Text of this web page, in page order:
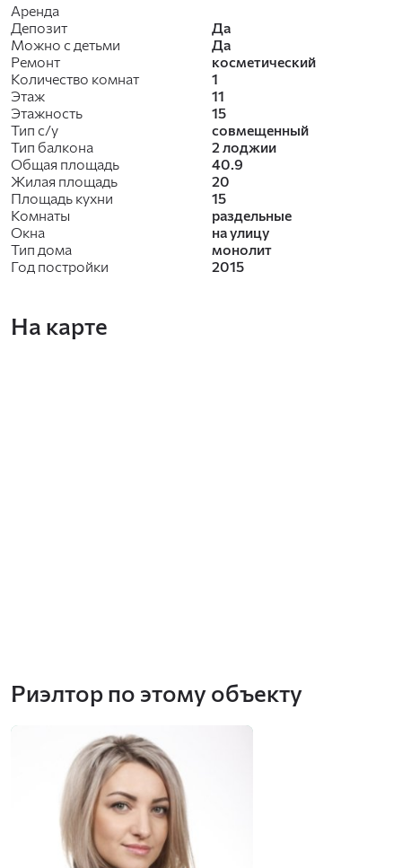
Аренда
Депозит
Да
Можно с детьми
Да
Ремонт
косметический
Количество комнат
1
Этаж
11
Этажность
15
Тип с/у
совмещенный
Тип балкона
2 лоджии
Общая площадь
40.9
Жилая площадь
20
Площадь кухни
15
Комнаты
раздельные
Окна
на улицу
Тип дома
монолит
Год постройки
2015
На карте
Риэлтор по этому объекту